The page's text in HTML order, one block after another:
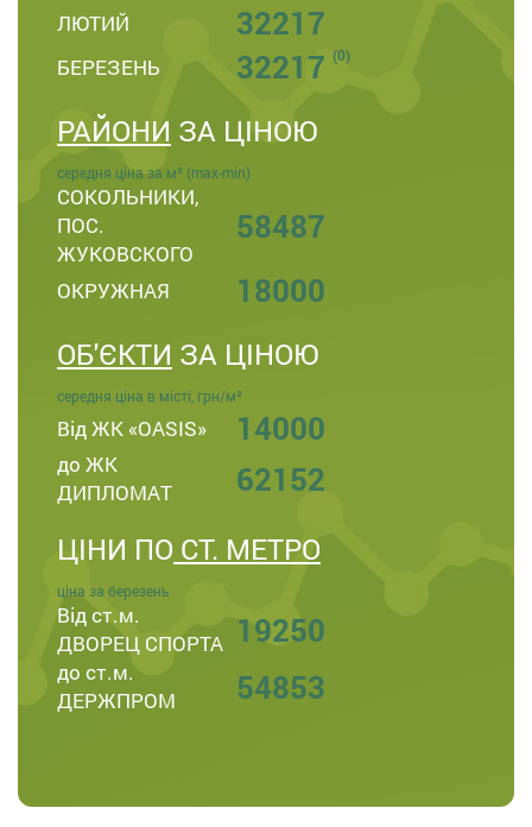
ЛЮТИЙ 32217
БЕРЕЗЕНЬ 32217 (0)
РАЙОНИ ЗА ЦІНОЮ
середня ціна за м² (max-min)
СОКОЛЬНИКИ,
ПОС.
ЖУКОВСКОГО
58487
ОКРУЖНАЯ 18000
ОБ'ЄКТИ ЗА ЦІНОЮ
середня ціна в місті, грн/м²
Від ЖК «OASIS» 14000
до ЖК
ДИПЛОМАТ
62152
ЦІНИ ПО СТ. МЕТРО
ціна за березень
Від ст.м.
ДВОРЕЦ СПОРТА 19250
до ст.м.
ДЕРЖПРОМ
54853